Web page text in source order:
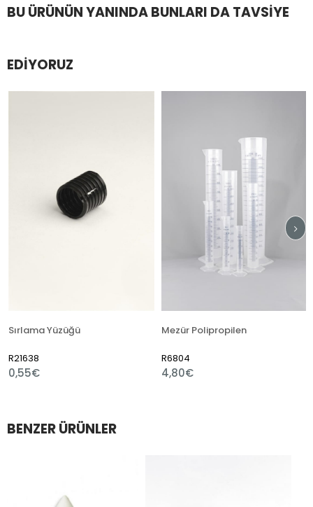
BU ÜRÜNÜN YANINDA BUNLARI DA TAVSIYE
EDIYORUZ
Sırlama Yüzüğü
R21638
0,55€
Mezür Polipropilen
R6804
4,80€
BENZER ÜRÜNLER